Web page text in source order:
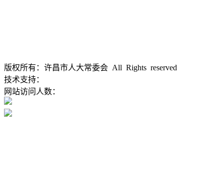
版权所有：许昌市人大常委会 All Rights reserved
技术支持：
网站访问人数：